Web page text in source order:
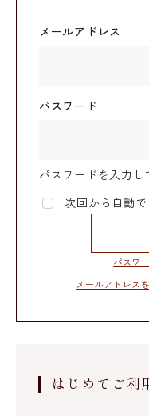
メールアドレス
パスワード
パスワードを入力し
次回から自動
パスワ
メールアドレス
はじめてご利